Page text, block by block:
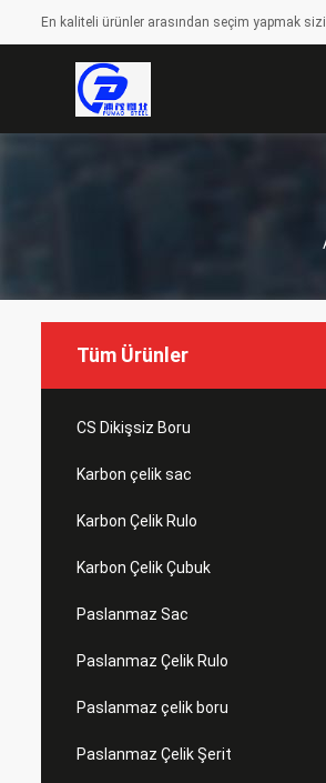
En kaliteli ürünler arasından seçim yapmak
Tüm Ürünler
CS Dikişsiz Boru
Karbon çelik sac
Karbon Çelik Rulo
Karbon Çelik Çubuk
Paslanmaz Sac
Paslanmaz Çelik Rulo
Paslanmaz çelik boru
Paslanmaz Çelik Şerit